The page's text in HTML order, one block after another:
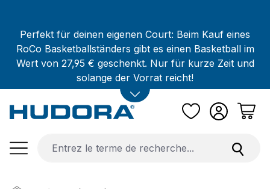
Perfekt für deinen eigenen Court: Beim Kauf eines
RoCo Basketballständers gibt es einen Basketball im
Wert von 27,95 € geschenkt. Nur für kurze Zeit und
solange der Vorrat reicht!